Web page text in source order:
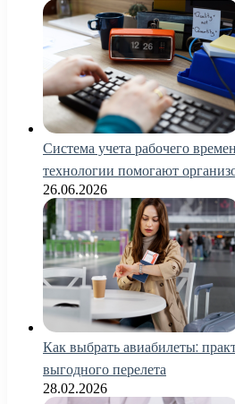
Система учета рабочего
технологии помогают
26.06.2026
Как выбрать авиабилеты:
выгодного перелета
28.02.2026